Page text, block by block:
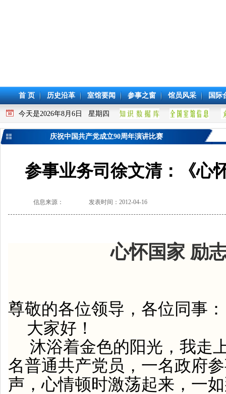
首 页 历史沿革 室馆要闻 参事之窗 馆员风采 国际
今天是2026年8月6日 星期四
庆祝中国共产党成立90周年演讲比赛
参事业务司徐文清：《心
信息来源： 发表时间：2012-04-16
心怀国家 励
尊敬的各位领导，各位同事：
大家好！
沐浴着金色的阳光，我走
名普通共产党员，一名政府
声，心情顿时激荡起来，一